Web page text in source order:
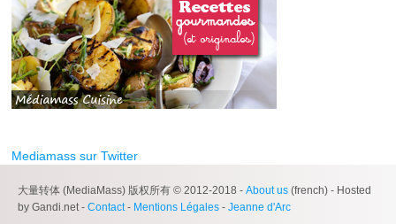
Mediamass sur Twitter
大量转体 (MediaMass) 版权所有 © 2012-2018 - About us (french) - Hosted
by Gandi.net - Contact- Mentions Légales - Jeanne d'Arc